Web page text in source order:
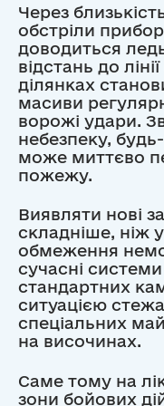
Через
обстріли
доводиться
відстань до
ділянках
масиви
ворожі удари.
небезпеку,
може миттєво
пожежу.
Виявляти нові
складніше, ніж
обмеження
сучасні
стандартних
ситуацією
спеціальних
на височинах.
Саме тому на
зони бойових